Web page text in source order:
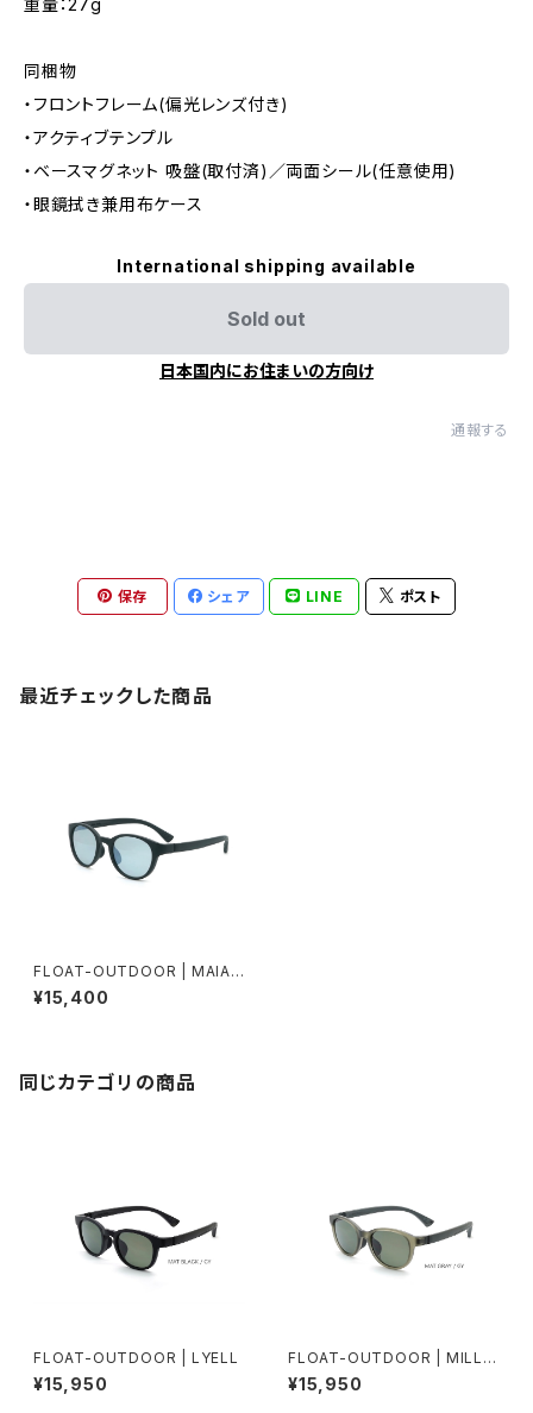
重量：27g
同梱物
・フロントフレーム(偏光レンズ付き)
・アクティブテンプル
・ベースマグネット 吸盤(取付済)／両面シール(任意使用)
・眼鏡拭き兼用布ケース
International shipping available
Sold out
日本国内にお住まいの方向け
通報する
保存 シェア LINE ポスト
最近チェックした商品
FLOAT-OUTDOOR | MAIA
MAT.BLACK / Lt.GY FMR
¥15,400
同じカテゴリの商品
FLOAT-OUTDOOR | LYELL
¥15,950
FLOAT-OUTDOOR | MILLB
RAE
¥15,950